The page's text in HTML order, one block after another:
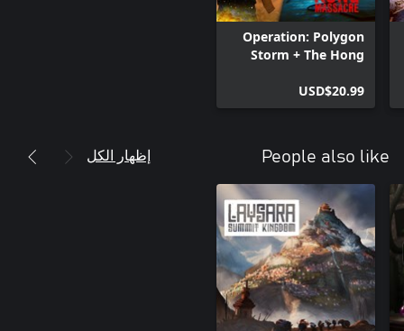
Operation: Polygon
Storm + The Hong
Bundle
USD$20.99
People also like إظهار الكل